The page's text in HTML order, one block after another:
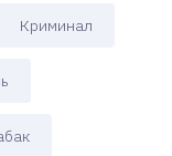
Криминал